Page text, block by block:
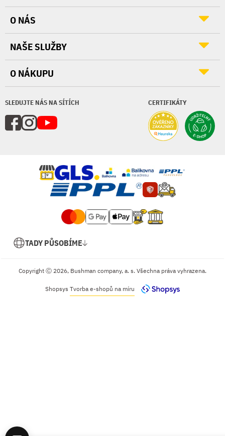
SLEDUJTE NÁS NA SÍTÍCH CERTIFIKÁTY
O NÁS
NAŠE SLUŽBY
O NÁKUPU
TADY PŮSOBÍME
Copyright Ⓒ 2026, Bushman company, a. s. Všechna práva vyhrazena.
Shopsys Tvorba e-shopů na míru